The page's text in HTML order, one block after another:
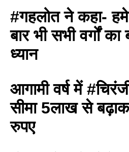
#गहलोत ने कहा-
बार भी सभी वर्गों
ध्यान
आगामी वर्ष में
सीमा 5लाख से
रुपए